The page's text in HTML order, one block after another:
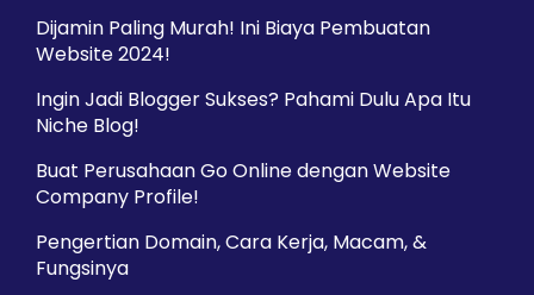
Dijamin Paling Murah! Ini Biaya Pembuatan
Website 2024!
Ingin Jadi Blogger Sukses? Pahami Dulu Apa Itu
Niche Blog!
Buat Perusahaan Go Online dengan Website
Company Profile!
Pengertian Domain, Cara Kerja, Macam, &
Fungsinya